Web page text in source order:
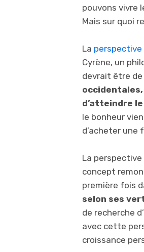
pouvons vivre
Mais sur quoi
La
Cyrène, un
devrait être de
d’atteindre
le bonheur
d’acheter une
La perspective
concept
première fois
selon ses
de recherche
avec cette
croissance